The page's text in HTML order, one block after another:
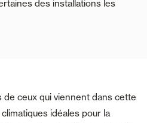
des installations les
ceux qui viennent dans cette
idéales pour la